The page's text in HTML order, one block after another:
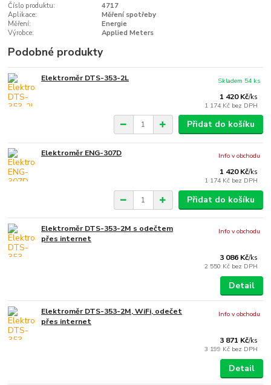
Číslo produktu:
4717
Aplikace:
Měření spotřeby
Měření:
Energie
Výrobce:
Applied Meters
Podobné produkty
Elektroměr DTS-353-2L
1 420 Kč/ks
1 174 Kč bez DPH
Skladem 54 ks
Přidat do košíku
Elektroměr ENG-307D
1 420 Kč/ks
1 174 Kč bez DPH
Info v obchodu
Přidat do košíku
Elektroměr DTS-353-2M s odečtem
přes internet
3 086 Kč/ks
2 550 Kč bez DPH
Info v obchodu
Detail
Elektroměr DTS-353-2M, WiFi, odečet
přes internet
3 871 Kč/ks
3 199 Kč bez DPH
Info v obchodu
Detail